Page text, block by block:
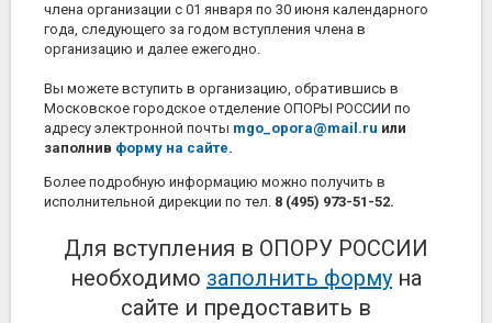
члена организации с 01 января по 30 июня календарного
года, следующего за годом вступления члена в
организацию и далее ежегодно.
Вы можете вступить в организацию, обратившись в
Московское городское отделение ОПОРЫ РОССИИ по
адресу электронной почты mgo_opora@mail.ru или
заполнив форму на сайте.
Более подробную информацию можно получить в
исполнительной дирекции по тел. 8 (495) 973-51-52.
Для вступления в ОПОРУ РОССИИ
необходимо заполнить форму на
сайте и предоставить в